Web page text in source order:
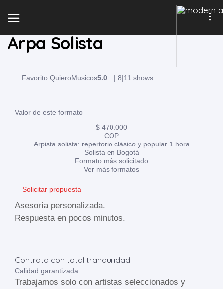
Arpa Solista
Favorito QuieroMusicos5.0 | 8|11 shows
Valor de este formato
$ 470.000
COP
Arpista solista: repertorio clásico y popular 1 hora
Solista en Bogotá
Formato más solicitado
Ver más formatos
Solicitar propuesta
Asesoría personalizada.
Respuesta en pocos minutos.
Contrata con total tranquilidad
Calidad garantizada
Trabajamos solo con artistas seleccionados y